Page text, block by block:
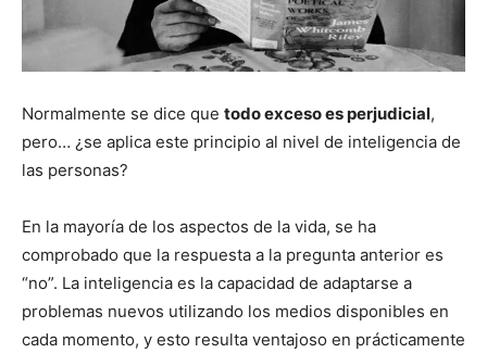
Normalmente se dice que todo exceso es perjudicial,
pero… ¿se aplica este principio al nivel de inteligencia de
las personas?
En la mayoría de los aspectos de la vida, se ha
comprobado que la respuesta a la pregunta anterior es
“no”. La inteligencia es la capacidad de adaptarse a
problemas nuevos utilizando los medios disponibles en
cada momento, y esto resulta ventajoso en prácticamente